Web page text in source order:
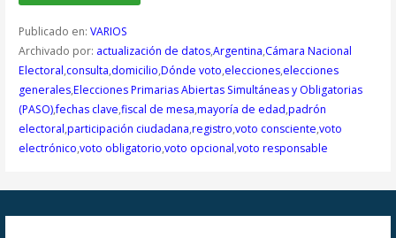
Publicado en: VARIOS
Archivado por: actualización de datos,Argentina,Cámara Nacional
Electoral,consulta,domicilio,Dónde voto,elecciones,elecciones
generales,Elecciones Primarias Abiertas Simultáneas y Obligatorias
(PASO),fechas clave,fiscal de mesa,mayoría de edad,padrón
electoral,participación ciudadana,registro,voto consciente,voto
electrónico,voto obligatorio,voto opcional,voto responsable